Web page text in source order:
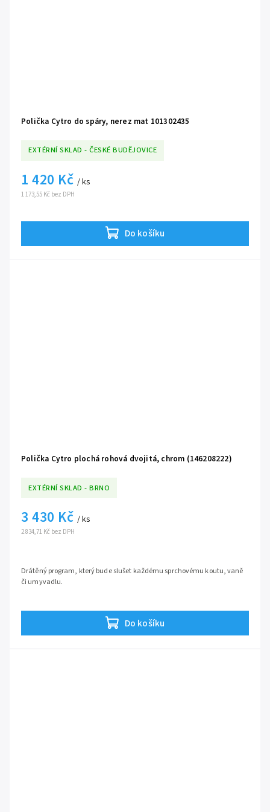
Polička Cytro do spáry, nerez mat 101302435
EXTÉRNÍ SKLAD - ČESKÉ BUDĚJOVICE
1 173,55 Kč bez DPH
1 420 Kč / ks
Do košíku
Polička Cytro plochá rohová dvojitá, chrom (146208222)
EXTÉRNÍ SKLAD - BRNO
2 834,71 Kč bez DPH
3 430 Kč / ks
Do košíku
Drátěný program, který bude slušet každému sprchovému koutu, vaně
či umyvadlu.